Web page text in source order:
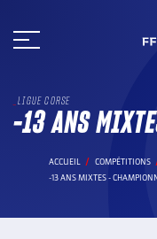
au
LIGUE CORSE
-13 ANS
ACCUEIL COMPÉTITIONS
-13 ANS MIXTES -